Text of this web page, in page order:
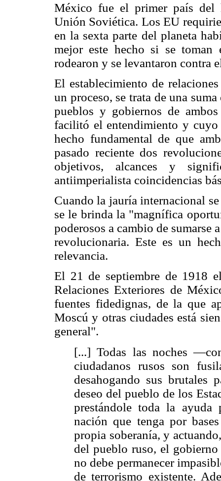
México fue el primer país del
Unión Soviética. Los EU
en la sexta parte del planeta
mejor este hecho si se toman
rodearon y se levantaron contra
El establecimiento de
un proceso, se trata de una
pueblos y gobiernos de
facilitó el entendimiento y cuyo
hecho fundamental de que
pasado reciente dos
objetivos, alcances y
antiimperialista coincidencias
Cuando la jauría internacional
se le brinda la "magnífica
poderosos a cambio de sumarse
revolucionaria. Este es un
relevancia.
El 21 de septiembre de 1918
Relaciones Exteriores de
fuentes fidedignas, de la que
Moscú y otras ciudades está
general".
[...] Todas las noches
ciudadanos rusos son
desahogando sus brutales
deseo del pueblo de los
prestándole toda la
nación que tenga por
propia soberanía, y
del pueblo ruso, el
no debe permanecer
de terrorismo existente.